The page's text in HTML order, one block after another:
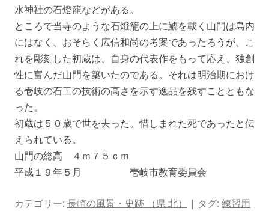
水神社の石燈籠などがある。
ところで当寺のような石燈籠の上に鯱を載く山門は島内
にはなく、おそらく広信和尚の考案であったろうが、こ
れを彫刻した初蔵は、自身の代表作をもって応え、独創
性に富んだ山門を築いたのである。それは明治期におけ
る壱岐の石工の技術の高さを示す逸品を残すことともな
った。
初蔵は５０歳で世を去った。惜しまれた死であったと伝
えられている。
山門の総高 ４ｍ７５ｃｍ
平成１９年５月 壱岐市教育委員会
カテゴリー: 長崎の風景・史跡 （県 北） | タグ: 練習用